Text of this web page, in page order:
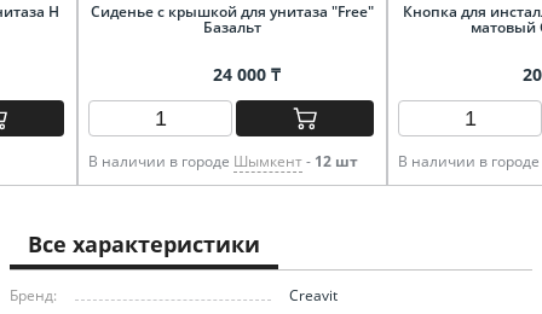
Н Сиденье c крышкой для унитаза "Free"
Базальт
24 000 ₸
В наличии в городе Шымкент- 12 шт
Кнопка для
матовый
В наличии в городе
Все характеристики
Бренд:
Creavit